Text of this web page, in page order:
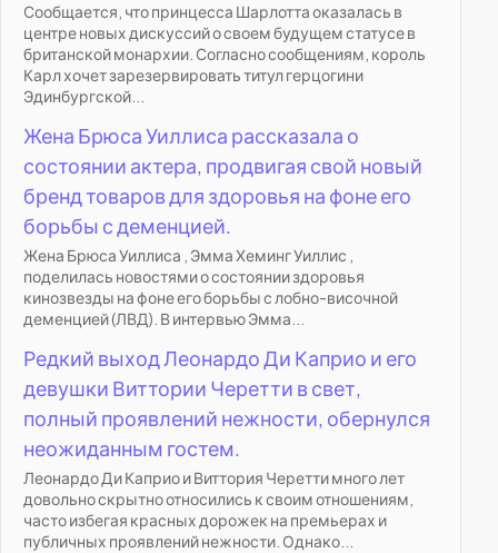
Сообщается, что принцесса Шарлотта оказалась в
центре новых дискуссий о своем будущем статусе в
британской монархии. Согласно сообщениям, король
Карл хочет зарезервировать титул герцогини
Эдинбургской...
Жена Брюса Уиллиса рассказала о
состоянии актера, продвигая свой новый
бренд товаров для здоровья на фоне его
борьбы с деменцией.
Жена Брюса Уиллиса , Эмма Хеминг Уиллис ,
поделилась новостями о состоянии здоровья
кинозвезды на фоне его борьбы с лобно-височной
деменцией (ЛВД). В интервью Эмма...
Редкий выход Леонардо Ди Каприо и его
девушки Виттории Черетти в свет,
полный проявлений нежности, обернулся
неожиданным гостем.
Леонардо Ди Каприо и Виттория Черетти много лет
довольно скрытно относились к своим отношениям,
часто избегая красных дорожек на премьерах и
публичных проявлений нежности. Однако...